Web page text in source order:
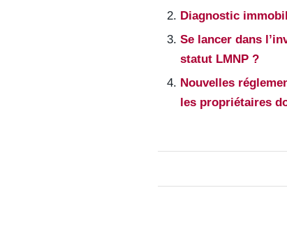
Diagnostic
Se lancer dans
statut LMNP ?
Nouvelles
les propriétaires